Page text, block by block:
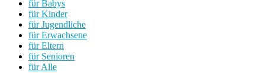
für Babys
für Kinder
für Jugendliche
für Erwachsene
für Eltern
für Senioren
für Alle